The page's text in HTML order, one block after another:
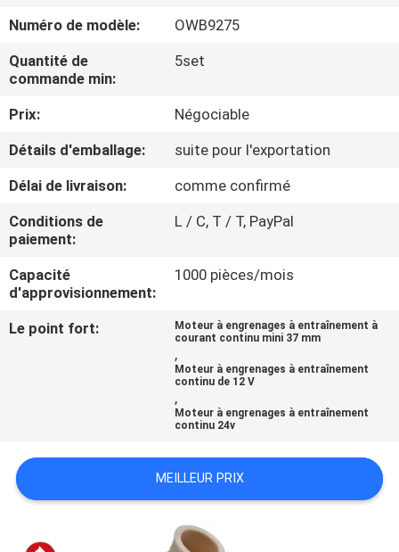
NOUS
DE
L'USINE
CONTRÔLE
DE
LA
QUALITÉ
DEMANDEZ
UN DEVIS
Numéro de modèle:
OWB9275
Quantité de
commande min:
5set
Prix:
Négociable
Détails d'emballage:
suite pour l'exportation
Délai de livraison:
comme confirmé
Conditions de
paiement:
L / C, T / T, PayPal
Capacité
d'approvisionnement:
1000 pièces/mois
Le point fort:
Moteur à engrenages à entraînement à
courant continu mini 37 mm
,
Moteur à engrenages à entraînement
continu de 12 V
,
Moteur à engrenages à entraînement
continu 24v
MEILLEUR PRIX